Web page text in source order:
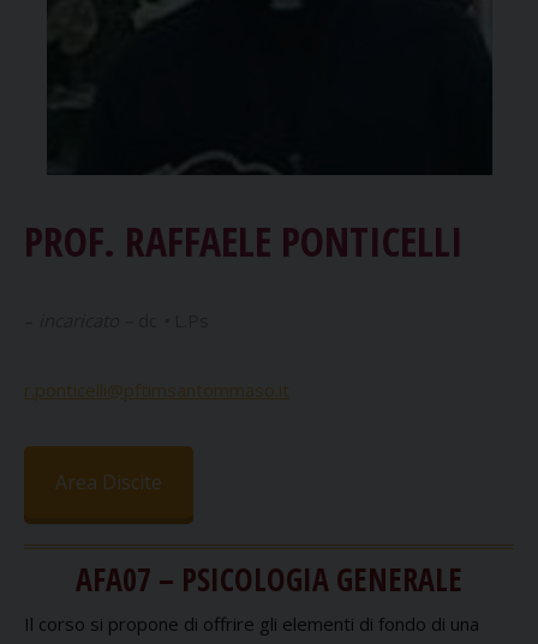
PROF. RAFFAELE PONTICELLI
r.ponticelli@pftimsantommaso.it
Area Discite
AFA07 – PSICOLOGIA GENERALE
Il corso si propone di offrire gli elementi di fondo di una